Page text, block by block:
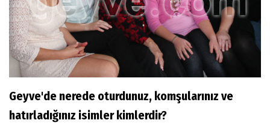
Geyve'de nerede oturdunuz, komşularınız ve
hatırladığınız isimler kimlerdir?